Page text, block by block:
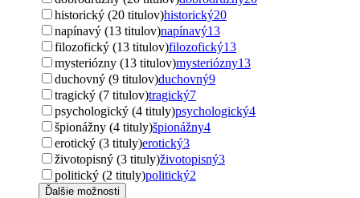
historický (20 titulov)historický20
napínavý (13 titulov)napínavý13
filozofický (13 titulov)filozofický13
mysteriózny (13 titulov)mysteriózny13
duchovný (9 titulov)duchovný9
tragický (7 titulov)tragický7
psychologický (4 tituly)psychologický4
špionážny (4 tituly)špionážny4
erotický (3 tituly)erotický3
životopisný (3 tituly)životopisný3
politický (2 tituly)politický2
Ďalšie možnosti